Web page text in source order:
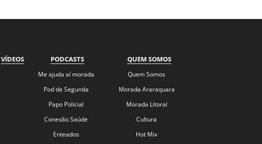
VÍDEOS PODCASTS
Me ajuda aí morada
Pod de Segunda
Papo Policial
Conexão Saúde
Enteados
QUEM SOMOS
Quem Somos
Morada Araraquara
Morada Litoral
Cultura
Hot Mix